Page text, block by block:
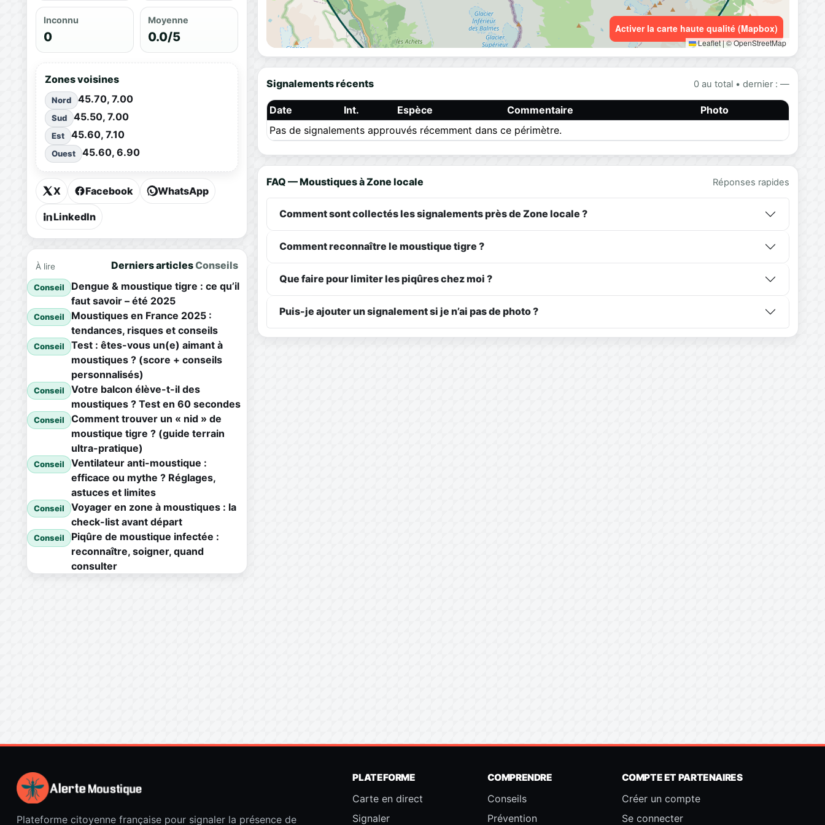
Inconnu
0
Moyenne
0.0/5
Zones voisines
Nord 45.70, 7.00
Sud 45.50, 7.00
Est 45.60, 7.10
Ouest 45.60, 6.90
X Facebook WhatsApp
LinkedIn
À lire Derniers articlesConseils
Conseil
Dengue & moustique tigre : ce qu’il
faut savoir – été 2025
Conseil
Moustiques en France 2025 :
tendances, risques et conseils
Conseil
Test : êtes-vous un(e) aimant à
moustiques ? (score + conseils
personnalisés)
Conseil
Votre balcon élève-t-il des
moustiques ? Test en 60 secondes
Conseil
Comment trouver un « nid » de
moustique tigre ? (guide terrain
ultra-pratique)
Conseil
Ventilateur anti-moustique :
efficace ou mythe ? Réglages,
astuces et limites
Conseil
Voyager en zone à moustiques : la
check-list avant départ
Conseil
Piqûre de moustique infectée :
reconnaître, soigner, quand
consulter
Leaflet|© OpenStreetMap
Activer la carte haute qualité (Mapbox)
Signalements récents 0 au total • dernier : —
Date Int. Espèce Commentaire
Photo
Pas de signalements approuvés récemment dans ce périmètre.
FAQ — Moustiques à Zone locale Réponses rapides
Comment sont collectés les signalements près de Zone locale ?
Comment reconnaître le moustique tigre ?
Que faire pour limiter les piqûres chez moi ?
Puis-je ajouter un signalement si je n’ai pas de photo ?
Plateforme citoyenne française pour signaler la présence de
PLATEFORME
Carte en direct
Signaler
COMPRENDRE
Conseils
Prévention
COMPTE ET PARTENAIRES
Créer un compte
Se connecter